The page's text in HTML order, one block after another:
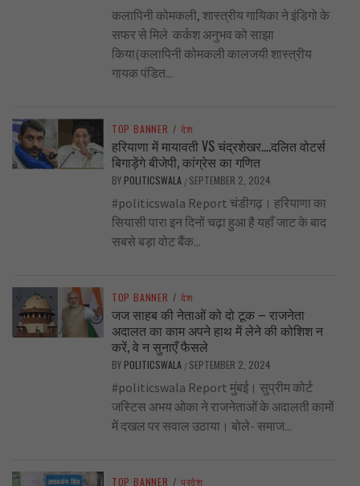
कलापिनी कोमकली, शास्त्रीय गायिका ने इंडिगो के
सफर से मिले कर्कश अनुभव को साझा
किया(कलापिनी कोमकली कालजयी शास्त्रीय
गायक पंडित...
TOP BANNER / देश
हरियाणा में मायावती VS चंद्रशेखर….दलित वोटर्स
बिगाड़ेंगे बीजेपी, कांग्रेस का गणित
BY POLITICSWALA / SEPTEMBER 2, 2024
#politicswala Report चंडीगढ़। हरियाणा का
सियासी पारा इन दिनों चढ़ा हुआ है यहाँ जाट के बाद
सबसे बड़ा वोट बैंक...
TOP BANNER / देश
जज साहब की नेताओं को दो टूक – राजनेता
अदालत का काम अपने हाथ में लेने की कोशिश न
करें, वे न सुनाएँ फैसले
BY POLITICSWALA / SEPTEMBER 2, 2024
#politicswala Report मुंबई। सुप्रीम कोर्ट
जस्टिस अभय ओका ने राजनेताओं के अदालती कामों
में दखल पर सवाल उठाया। बोले- समाज...
TOP BANNER / प्रदेश